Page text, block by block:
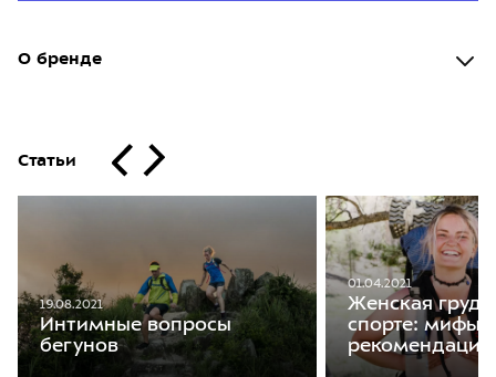
О бренде
Статьи
19.08.2021
Интимные вопросы
бегунов
01.04.2021
Женская
спорте: мифы,
рекомендации